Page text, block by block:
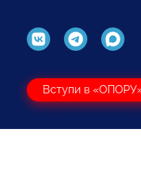
Вступи в